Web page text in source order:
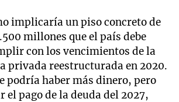
implicaría un piso concreto de
millones que el país debe
con los vencimientos de la
privada reestructurada en 2020.
podría haber más dinero, pero
el pago de la deuda del 2027,